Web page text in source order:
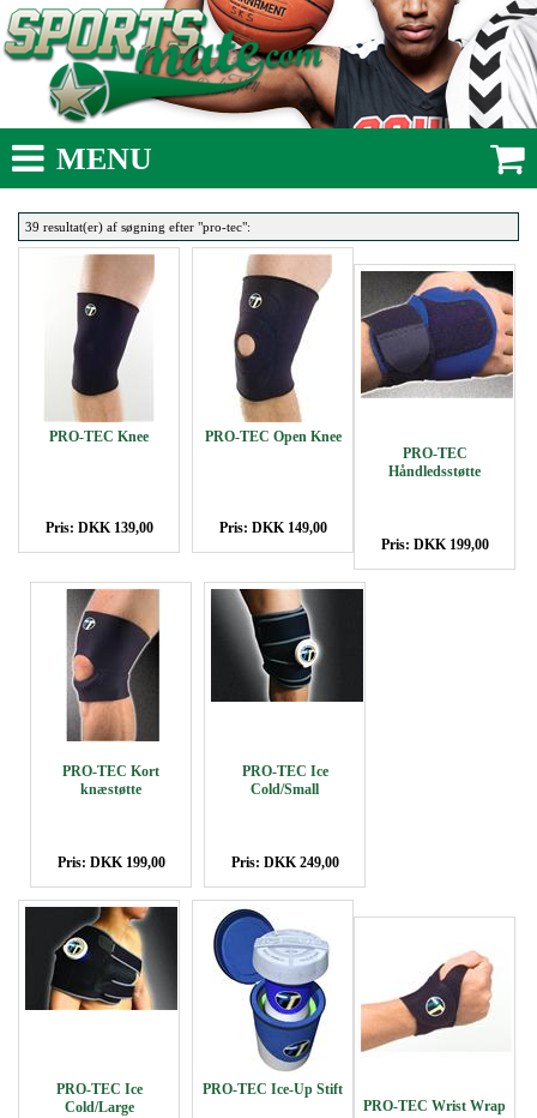
MENU
39 resultat(er) af søgning efter "pro-tec":
PRO-TEC Knee
Pris: DKK 139,00
PRO-TEC Open Knee
Pris: DKK 149,00
PRO-TEC
Håndledsstøtte
Pris: DKK 199,00
PRO-TEC Kort
knæstøtte
Pris: DKK 199,00
PRO-TEC Ice
Cold/Small
Pris: DKK 249,00
PRO-TEC Ice
Cold/Large
PRO-TEC Ice-Up Stift
PRO-TEC Wrist Wrap